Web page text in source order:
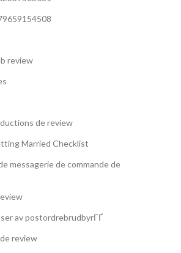
review
de review
Married Checklist
messagerie de commande de
av postordrebrudbyrГҐ
review